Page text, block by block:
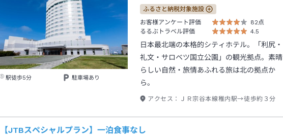
駅徒歩5分 駐車場あり
ふるさと納税対象施設
お客様アンケート評価
82点
るるぶトラベル評価
4.5
日本最北端の本格的シティホテル。「利尻・
礼文・サロベツ国立公園」の観光拠点。素晴
らしい自然・旅情あふれる旅は北の拠点か
ら。
アクセス： ＪＲ宗谷本線稚内駅→徒歩約３分
【JTBスペシャルプラン】一泊食事なし